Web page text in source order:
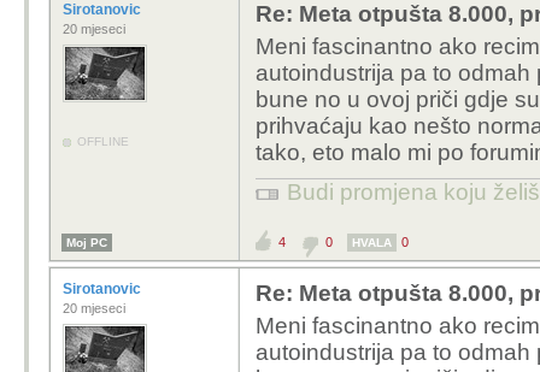
Sirotanovic
20 mjeseci
OFFLINE
Re: Meta otpušta 8.000,
Meni fascinantno ako
autoindustrija pa to
bune no u ovoj priči gdje
prihvaćaju kao nešto
tako, eto malo mi po
Budi promjena koju
Moj PC 4 0 HVALA 0
Sirotanovic
20 mjeseci
Re: Meta otpušta 8.000,
Meni fascinantno ako
autoindustrija pa to